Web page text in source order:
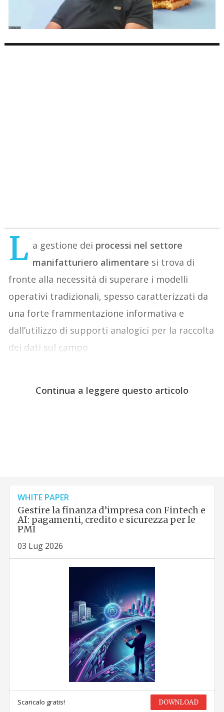
L a gestione dei processi nel settore
manifatturiero alimentare si trova di
fronte alla necessità di superare i modelli
operativi tradizionali, spesso caratterizzati da
una forte frammentazione informativa e
dall’utilizzo di supporti analogici per la raccolta
dei dati sul campo.
Continua a leggere questo articolo
WHITE PAPER
Gestire la finanza d’impresa con Fintech e
AI: pagamenti, credito e sicurezza per le
PMI
03 Lug 2026
Scaricalo gratis! DOWNLOAD